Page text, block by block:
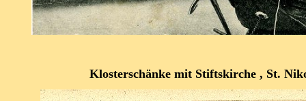
Klosterschänke mit Stiftskirche , St.